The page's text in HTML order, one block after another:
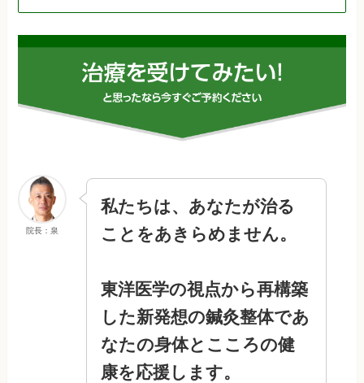
院長：泉
私たちは、あなたが治る
ことをあきらめません。
東洋医学の視点から再構築
した新発想の鍼灸整体であ
なたの身体とこころの健
康を応援します。